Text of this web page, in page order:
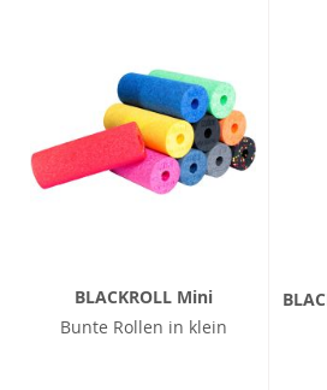
BLACKROLL Mini
Bunte Rollen in klein